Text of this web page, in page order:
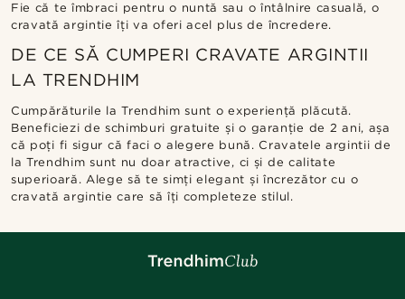
Fie că te îmbraci pentru o nuntă sau o întâlnire casuală, o
cravată argintie îți va oferi acel plus de încredere.
DE CE SĂ CUMPERI CRAVATE ARGINTII
LA TRENDHIM
Cumpărăturile la Trendhim sunt o experiență plăcută.
Beneficiezi de schimburi gratuite și o garanție de 2 ani, așa
că poți fi sigur că faci o alegere bună. Cravatele argintii de
la Trendhim sunt nu doar atractive, ci și de calitate
superioară. Alege să te simți elegant și încrezător cu o
cravată argintie care să îți completeze stilul.